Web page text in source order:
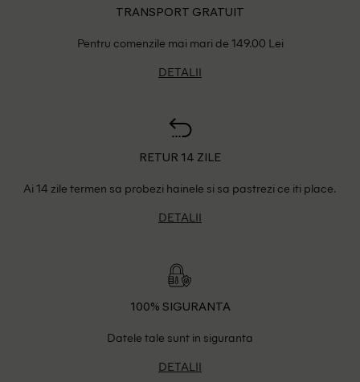
TRANSPORT GRATUIT
Pentru comenzile mai mari de 149.00 Lei
DETALII
RETUR 14 ZILE
Ai 14 zile termen sa probezi hainele si sa pastrezi ce iti place.
DETALII
100% SIGURANTA
Datele tale sunt in siguranta
DETALII